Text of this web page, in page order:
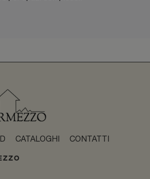
CATALOGHI CONTATTI